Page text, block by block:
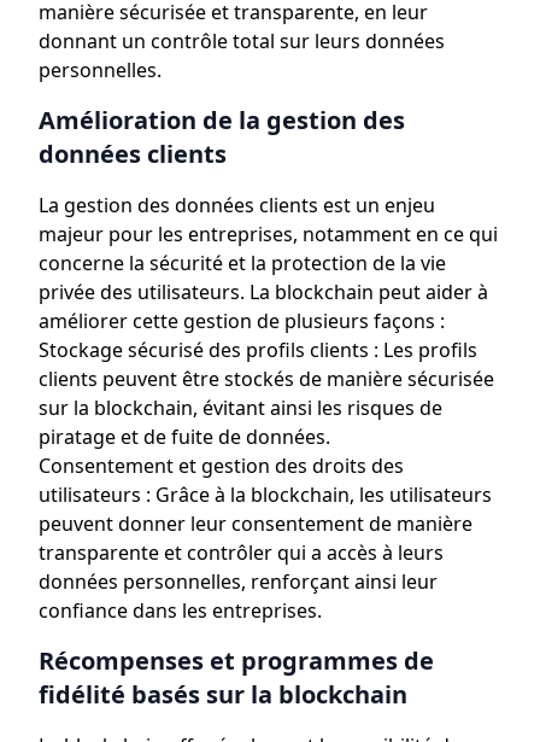
manière sécurisée et transparente, en leur
donnant un contrôle total sur leurs données
personnelles.
Amélioration de la gestion des
données clients
La gestion des données clients est un enjeu
majeur pour les entreprises, notamment en ce qui
concerne la sécurité et la protection de la vie
privée des utilisateurs. La blockchain peut aider à
améliorer cette gestion de plusieurs façons :
Stockage sécurisé des profils clients : Les profils
clients peuvent être stockés de manière sécurisée
sur la blockchain, évitant ainsi les risques de
piratage et de fuite de données.
Consentement et gestion des droits des
utilisateurs : Grâce à la blockchain, les utilisateurs
peuvent donner leur consentement de manière
transparente et contrôler qui a accès à leurs
données personnelles, renforçant ainsi leur
confiance dans les entreprises.
Récompenses et programmes de
fidélité basés sur la blockchain